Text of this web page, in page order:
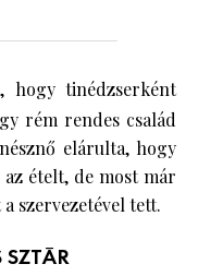
hogy tinédzserként
rém rendes család
elárulta, hogy
ételt, de most már
szervezetével tett.
SZTÁR